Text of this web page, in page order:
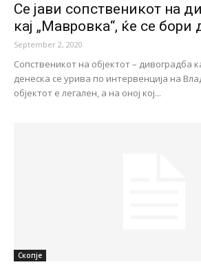
Се јави сопственикот на
кај „Мавровка“, ќе се бори
September 2, 2020
Сопственикот на објектот – дивоградба
денеска се урива по интервенција на
објектот е легален, а на оној кој...
Скопје